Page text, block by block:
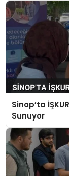
Sinop’ta
Sunuyor